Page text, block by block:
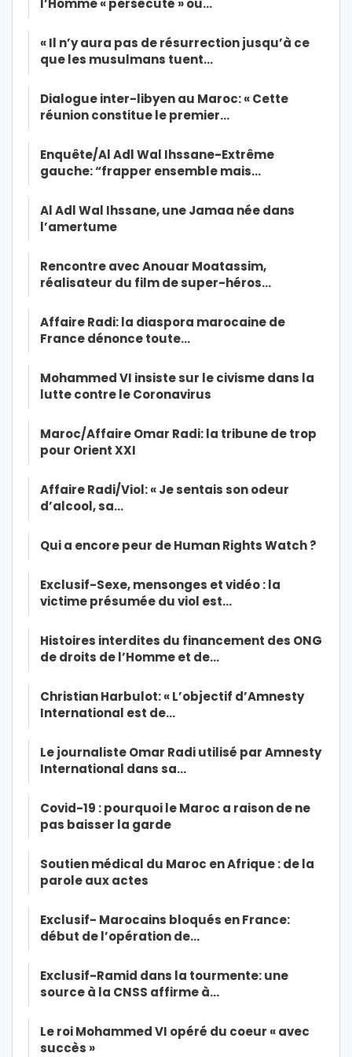
l’Homme « persécuté » ou…
« Il n’y aura pas de résurrection jusqu’à ce
que les musulmans tuent…
Dialogue inter-libyen au Maroc: « Cette
réunion constitue le premier…
Enquête/Al Adl Wal Ihssane-Extrême
gauche: “frapper ensemble mais…
Al Adl Wal Ihssane, une Jamaa née dans
l’amertume
Rencontre avec Anouar Moatassim,
réalisateur du film de super-héros…
Affaire Radi: la diaspora marocaine de
France dénonce toute…
Mohammed VI insiste sur le civisme dans la
lutte contre le Coronavirus
Maroc/Affaire Omar Radi: la tribune de trop
pour Orient XXI
Affaire Radi/Viol: « Je sentais son odeur
d’alcool, sa…
Qui a encore peur de Human Rights Watch ?
Exclusif-Sexe, mensonges et vidéo : la
victime présumée du viol est…
Histoires interdites du financement des ONG
de droits de l’Homme et de…
Christian Harbulot: « L’objectif d’Amnesty
International est de…
Le journaliste Omar Radi utilisé par Amnesty
International dans sa…
Covid-19 : pourquoi le Maroc a raison de ne
pas baisser la garde
Soutien médical du Maroc en Afrique : de la
parole aux actes
Exclusif- Marocains bloqués en France:
début de l’opération de…
Exclusif-Ramid dans la tourmente: une
source à la CNSS affirme à…
Le roi Mohammed VI opéré du coeur « avec
succès »